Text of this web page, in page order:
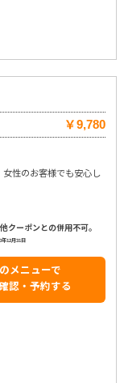
￥9,780
性のお客様でも安心し
クーポンとの併用不可。
年12月31日
メニューで
認・予約する